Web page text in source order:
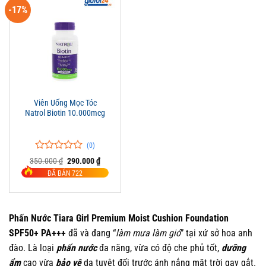
-17%
Viên Uống Mọc Tóc
Natrol Biotin 10.000mcg
0
trên
5
0
(0)
350.000₫ Giá
gốc
là:
290.000₫Giá
hiện
tại
290.000 ₫.
ĐÃ BÁN 722
Phấn Nước Tiara Girl Premium Moist Cushion Foundation
SPF50+ PA+++ đã và đang “làm mưa làm gió” tại xứ sở hoa anh
đào. Là loại phấn nướcđa năng, vừa có độ che phủ tốt, dưỡng
ẩmcao vừa bảo vệda tuyệt đối trước ánh nắng mặt trời gay gắt.